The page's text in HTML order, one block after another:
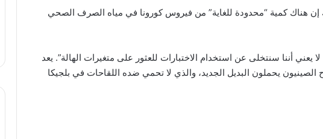
إن هناك كمية “محدودة للغاية” من فيروس كورونا في مياه الصرف الصحي
أننا سنتخلى عن استخدام الاختبارات للعثور على متغيرات الهالة”. يعد
الصينيون يحملون البديل الجديد، والذي لا تحمي ضده اللقاحات في بلجيكا